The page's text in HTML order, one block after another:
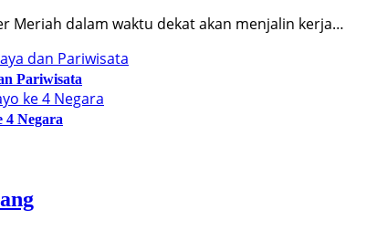
Meriah dalam waktu dekat akan menjalin kerja…
Pariwisata
4 Negara